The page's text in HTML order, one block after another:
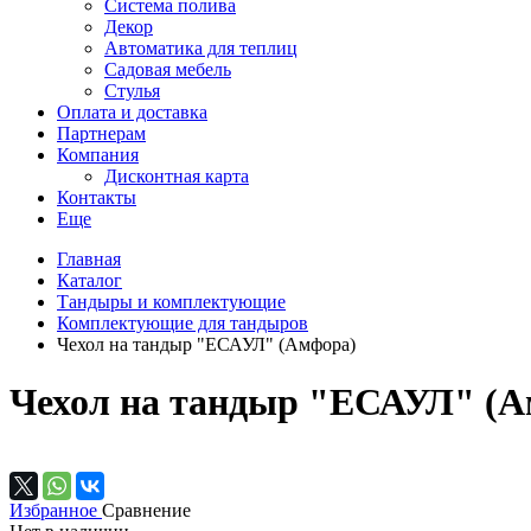
Система полива
Декор
Автоматика для теплиц
Садовая мебель
Стулья
Оплата и доставка
Партнерам
Компания
Дисконтная карта
Контакты
Еще
Главная
Каталог
Тандыры и комплектующие
Комплектующие для тандыров
Чехол на тандыр "ЕСАУЛ" (Амфора)
Чехол на тандыр "ЕСАУЛ"
Избранное Сравнение